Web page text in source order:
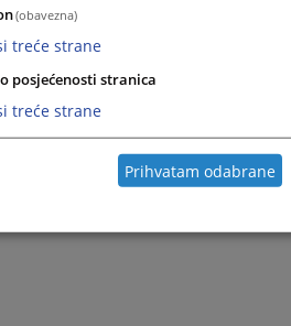
(obavezna)
treće strane
posjećenosti stranica
treće strane
Prihvatam odabrane